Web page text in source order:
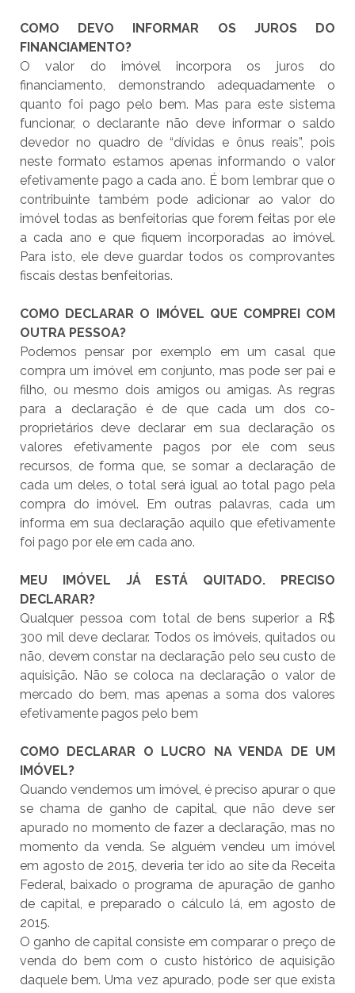
COMO DEVO INFORMAR OS JUROS DO
FINANCIAMENTO?
O valor do imóvel incorpora os juros do
financiamento, demonstrando adequadamente o
quanto foi pago pelo bem. Mas para este sistema
funcionar, o declarante não deve informar o saldo
devedor no quadro de “dívidas e ônus reais”, pois
neste formato estamos apenas informando o valor
efetivamente pago a cada ano. É bom lembrar que o
contribuinte também pode adicionar ao valor do
imóvel todas as benfeitorias que forem feitas por ele
a cada ano e que fiquem incorporadas ao imóvel.
Para isto, ele deve guardar todos os comprovantes
fiscais destas benfeitorias.
COMO DECLARAR O IMÓVEL QUE COMPREI COM
OUTRA PESSOA?
Podemos pensar por exemplo em um casal que
compra um imóvel em conjunto, mas pode ser pai e
filho, ou mesmo dois amigos ou amigas. As regras
para a declaração é de que cada um dos co-
proprietários deve declarar em sua declaração os
valores efetivamente pagos por ele com seus
recursos, de forma que, se somar a declaração de
cada um deles, o total será igual ao total pago pela
compra do imóvel. Em outras palavras, cada um
informa em sua declaração aquilo que efetivamente
foi pago por ele em cada ano.
MEU IMÓVEL JÁ ESTÁ QUITADO. PRECISO
DECLARAR?
Qualquer pessoa com total de bens superior a R$
300 mil deve declarar. Todos os imóveis, quitados ou
não, devem constar na declaração pelo seu custo de
aquisição. Não se coloca na declaração o valor de
mercado do bem, mas apenas a soma dos valores
efetivamente pagos pelo bem
COMO DECLARAR O LUCRO NA VENDA DE UM
IMÓVEL?
Quando vendemos um imóvel, é preciso apurar o que
se chama de ganho de capital, que não deve ser
apurado no momento de fazer a declaração, mas no
momento da venda. Se alguém vendeu um imóvel
em agosto de 2015, deveria ter ido ao site da Receita
Federal, baixado o programa de apuração de ganho
de capital, e preparado o cálculo lá, em agosto de
2015.
O ganho de capital consiste em comparar o preço de
venda do bem com o custo histórico de aquisição
daquele bem. Uma vez apurado, pode ser que exista